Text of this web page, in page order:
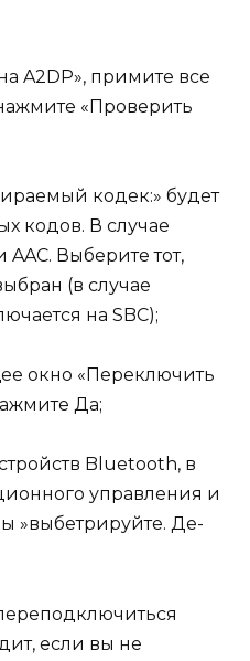
A2DP», примите все
«Проверить
кодек:» будет
кодов. В случае
AAC. Выберите тот,
(в случае
на SBC);
окно «Переключить
Да;
Bluetooth, в
управления и
»выбетрируйте. Де-
если вы не